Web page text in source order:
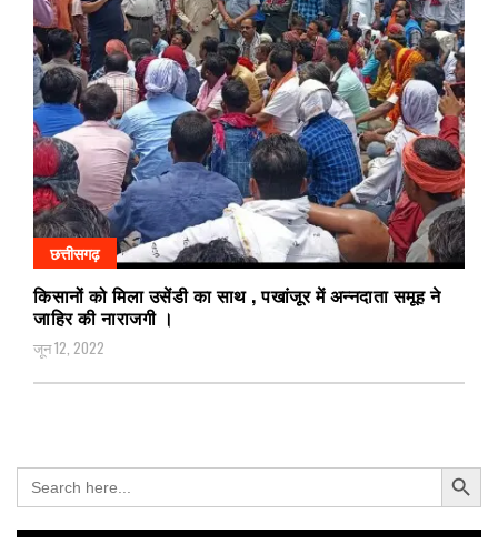
छत्तीसगढ़
किसानों को मिला उसेंडी का साथ , पखांजूर में अन्नदाता समूह ने
जाहिर की नाराजगी ।
जून 12, 2022
Search
for:
Search Button